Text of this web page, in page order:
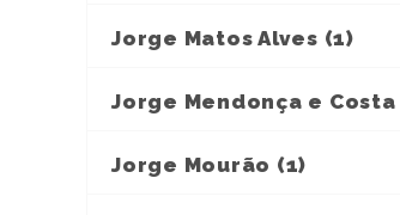
Jorge Matos Alves (1)
Jorge Mendonça e Costa
Jorge Mourão (1)